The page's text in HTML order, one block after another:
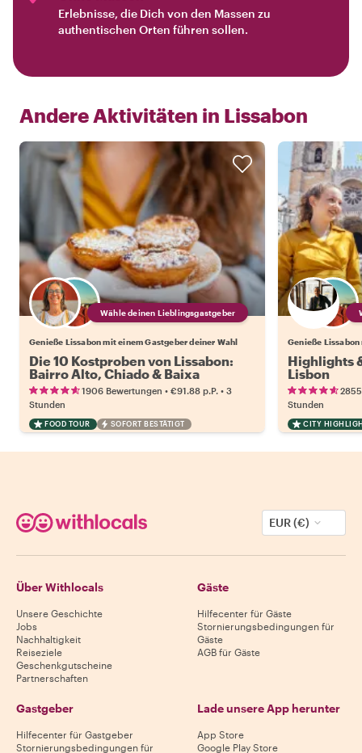
Erlebnisse, die Dich von den Massen zu
authentischen Orten führen sollen.
Andere Aktivitäten in Lissabon
Wähle deinen Lieblingsgastgeber
Genieße Lissabon mit einem Gastgeber deiner Wahl
Die 10 Kostproben von Lissabon:
Bairro Alto, Chiado & Baixa
1906 Bewertungen • €91.88 p.P. • 3
Stunden
FOOD TOUR SOFORT BESTÄTIGT
Genieße
Highlights
Lisbon
Stunden
CITY
EUR (€)
Über Withlocals
Unsere Geschichte
Jobs
Nachhaltigkeit
Reiseziele
Geschenkgutscheine
Partnerschaften
Gäste
Hilfecenter für Gäste
Stornierungsbedingungen für
Gäste
AGB für Gäste
Gastgeber
Hilfecenter für Gastgeber
Stornierungsbedingungen für
Lade unsere App herunter
App Store
Google Play Store